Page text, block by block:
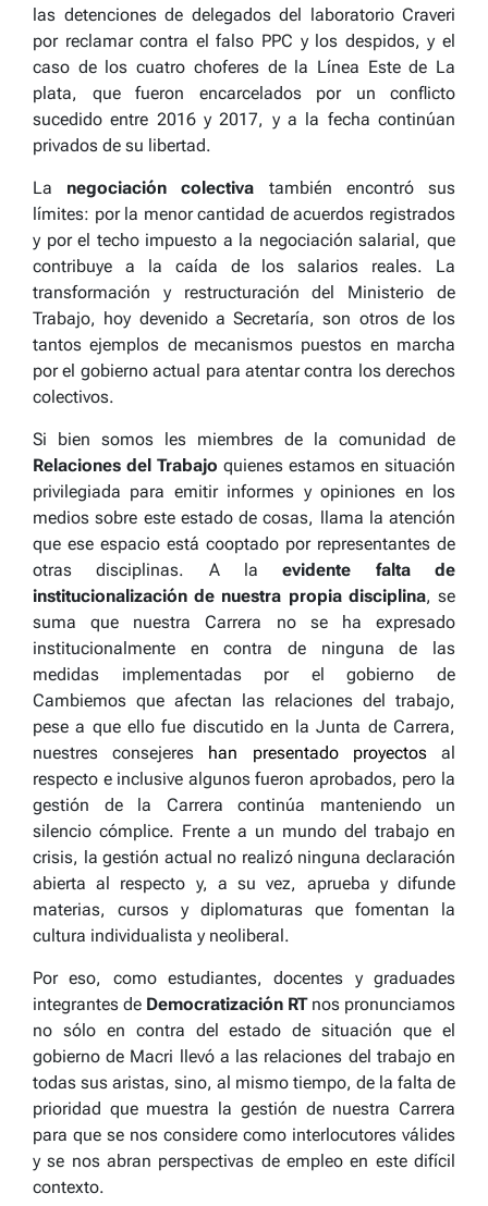
las detenciones de delegados del laboratorio Craveri
por reclamar contra el falso PPC y los despidos, y el
caso de los cuatro choferes de la Línea Este de La
plata, que fueron encarcelados por un conflicto
sucedido entre 2016 y 2017, y a la fecha continúan
privados de su libertad.
La negociación colectiva también encontró sus
límites: por la menor cantidad de acuerdos registrados
y por el techo impuesto a la negociación salarial, que
contribuye a la caída de los salarios reales. La
transformación y restructuración del Ministerio de
Trabajo, hoy devenido a Secretaría, son otros de los
tantos ejemplos de mecanismos puestos en marcha
por el gobierno actual para atentar contra los derechos
colectivos.
Si bien somos les miembres de la comunidad de
Relaciones del Trabajo quienes estamos en situación
privilegiada para emitir informes y opiniones en los
medios sobre este estado de cosas, llama la atención
que ese espacio está cooptado por representantes de
otras disciplinas. A laevidente falta de
institucionalización de nuestra propia disciplina, se
suma que nuestra Carrera no se ha expresado
institucionalmente en contra de ninguna de las
medidas implementadas por el gobierno de
Cambiemos que afectan las relaciones del trabajo,
pese a que ello fue discutido en la Junta de Carrera,
nuestres consejeres han presentado proyectosal
respecto e inclusive algunos fueron aprobados, pero la
gestión de la Carrera continúa manteniendo un
silencio cómplice. Frente a un mundo del trabajo en
crisis, la gestión actual no realizó ninguna declaración
abierta al respecto y, a su vez, aprueba y difunde
materias, cursos y diplomaturas que fomentan la
cultura individualista y neoliberal.
Por eso, como estudiantes, docentes y graduades
integrantes de Democratización RTnos pronunciamos
no sólo en contra del estado de situación que el
gobierno de Macri llevó a las relaciones del trabajo en
todas sus aristas, sino, al mismo tiempo, de la falta de
prioridad que muestra la gestión de nuestra Carrera
para que se nos considere como interlocutores válides
y se nos abran perspectivas de empleo en este difícil
contexto.